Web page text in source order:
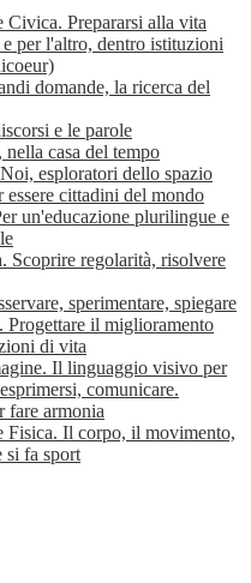
Civica. Prepararsi alla vita
per l'altro, dentro istituzioni
domande, la ricerca del
e le parole
casa del tempo
esploratori dello spazio
essere cittadini del mondo
un'educazione plurilingue e
Scoprire regolarità, risolvere
sperimentare, spiegare
Progettare il miglioramento
di vita
Il linguaggio visivo per
comunicare.
fare armonia
Fisica. Il corpo, il movimento,
si fa sport